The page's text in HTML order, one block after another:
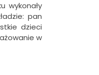
wykonały
pan
dzieci
w